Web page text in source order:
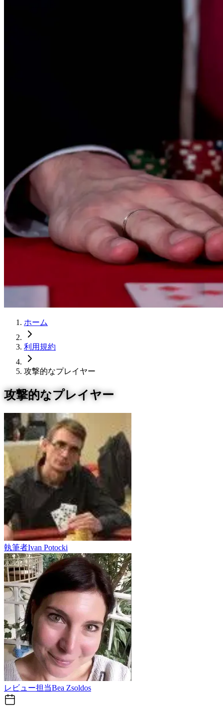
ホーム
利用規約
攻撃的なプレイヤー
攻撃的なプレイヤー
執筆者Ivan Potocki
レビュー担当Bea Zsoldos